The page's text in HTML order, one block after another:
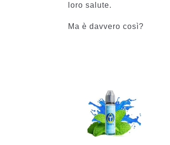
loro salute.
Ma è davvero così?